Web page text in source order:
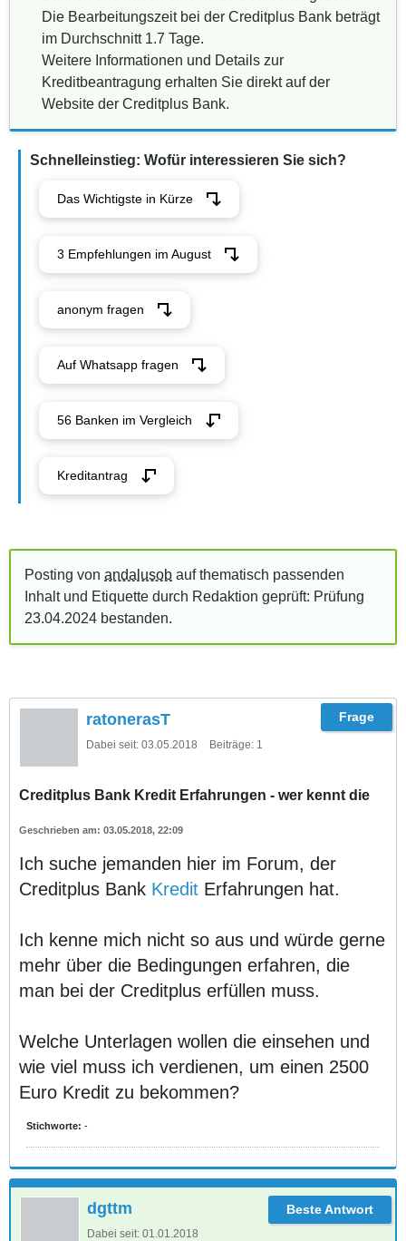
Die Bearbeitungszeit bei der Creditplus Bank beträgt
im Durchschnitt 1.7 Tage.
Weitere Informationen und Details zur
Kreditbeantragung erhalten Sie direkt auf der
Website der Creditplus Bank.
Schnelleinstieg: Wofür interessieren Sie sich?
Das Wichtigste in Kürze
3 Empfehlungen im August
anonym fragen
Auf Whatsapp fragen
56 Banken im Vergleich
Kreditantrag
Posting von andalusob auf thematisch passenden
Inhalt und Etiquette durch Redaktion geprüft: Prüfung
23.04.2024 bestanden.
ratonerasT
Dabei seit: 03.05.2018 Beiträge: 1
Creditplus Bank Kredit Erfahrungen - wer kennt die
03.05.2018, 22:09
Ich suche jemanden hier im Forum, der
Creditplus Bank Kredit Erfahrungen hat.
Ich kenne mich nicht so aus und würde gerne
mehr über die Bedingungen erfahren, die
man bei der Creditplus erfüllen muss.
Welche Unterlagen wollen die einsehen und
wie viel muss ich verdienen, um einen 2500
Euro Kredit zu bekommen?
Stichworte: -
dgttm
Dabei seit: 01.01.2018